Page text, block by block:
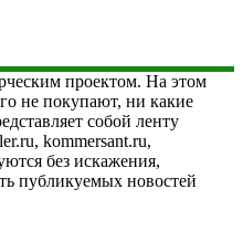
проектом. На этом
не покупают, ни какие
собой ленту
kommersant.ru,
без искажения,
публикуемых новостей